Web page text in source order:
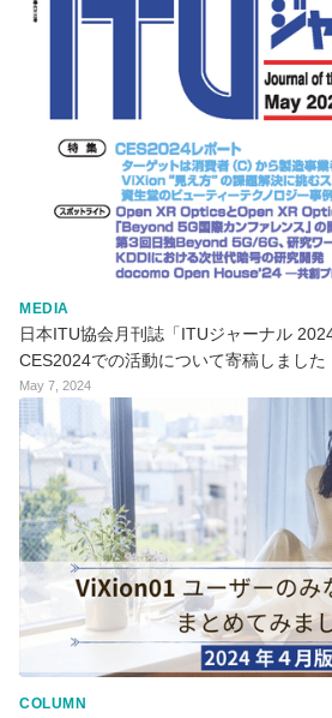
MEDIA
日本ITU協会月刊誌「ITUジャーナル
CES2024での活動について寄稿しました
May 7, 2024
COLUMN